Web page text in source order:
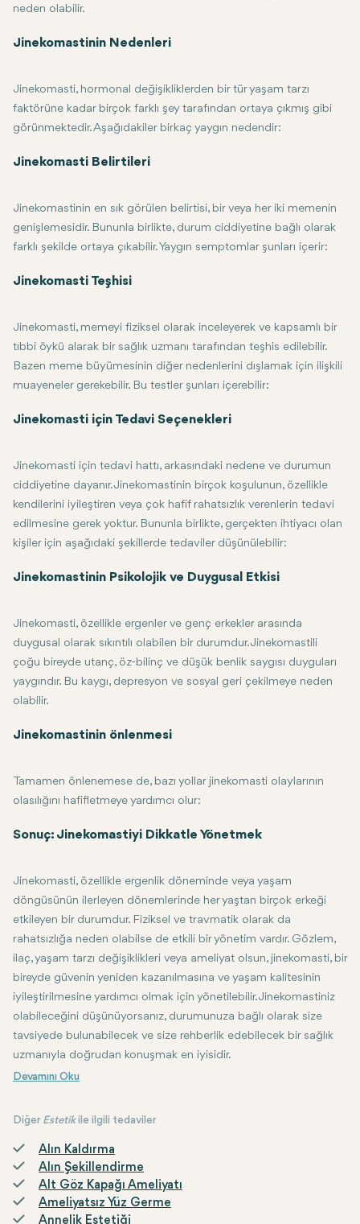
neden olabilir.
Bu, şişmiş, hassas veya kabarık meme uçları ve meme
Jinekomastinin Nedenleri
Jinekomasti, hormonal değişikliklerden bir tür yaşam tarzı
faktörüne kadar birçok farklı şey tarafından ortaya çıkmış gibi
görünmektedir. Aşağıdakiler birkaç yaygın nedendir:
Hormonal Değişiklikler: Jinekomastiye genellikle ergenlik
İlaçlar: Jinekomasti, anabolik steroidler, anti-androjenler,
Sağlık Koşulları: Karaciğer hastalığı, böbrek yetmezliği, obezite,
Yaşam Tarzı Faktörleri: Alkol kötüye kullanımı, uyuşturucu
Genetik: Bazen jinekomasti, özellikle hormonal dengesizlikler
Jinekomasti Belirtileri
Jinekomastinin en sık görülen belirtisi, bir veya her iki memenin
genişlemesidir. Bununla birlikte, durum ciddiyetine bağlı olarak
farklı şekilde ortaya çıkabilir. Yaygın semptomlar şunları içerir:
Genişlemiş meme dokusu: Bu, bir veya her iki memede asimetrik
Hassasiyet veya hassasiyet: Jinekomastili çoğu erkek meme
Kabarık meme uçları: Meme ucunun etrafındaki alan şişmiş
Ağrı: Bazı durumlarda jinekomastili erkekler etkilenen memede
Bu belirtilerden herhangi birini fark ederseniz, altta yatan
Jinekomasti Teşhisi
Jinekomasti, memeyi fiziksel olarak inceleyerek ve kapsamlı bir
tıbbi öykü alarak bir sağlık uzmanı tarafından teşhis edilebilir.
Bazen meme büyümesinin diğer nedenlerini dışlamak için ilişkili
muayeneler gerekebilir. Bu testler şunları içerebilir:
Kan testleri: hormon seviyelerini değerlendirmek ve jinekomastiye
Meme dokusunu değerlendirmek ve genişlemenin doğasını
Biyopsi: Nadiren, kanser şüphesi veya başka bir anormallik
Jinekomasti için Tedavi Seçenekleri
Jinekomasti için tedavi hattı, arkasındaki nedene ve durumun
ciddiyetine dayanır. Jinekomastinin birçok koşulunun, özellikle
kendilerini iyileştiren veya çok hafif rahatsızlık verenlerin tedavi
edilmesine gerek yoktur. Bununla birlikte, gerçekten ihtiyacı olan
kişiler için aşağıdaki şekillerde tedaviler düşünülebilir:
Gözlem: Jinekomasti hafif kabul edilirse ve günlük işleyişe
İlaçlar: Diğer durumlarda, seçici östrojen reseptör modülatörleri
Yaşam Tarzı Değişiklikleri: Kilo verme ve egzersiz, obezite veya
Cerrahi: Jinekomasti kendi kendine veya invazif olmayan yollarla
Liposuction: Genişleme esas olarak aşırı yağdan
Jinekomastinin Psikolojik ve Duygusal Etkisi
Jinekomasti, özellikle ergenler ve genç erkekler arasında
duygusal olarak sıkıntılı olabilen bir durumdur. Jinekomastili
çoğu bireyde utanç, öz-bilinç ve düşük benlik saygısı duyguları
yaygındır. Bu kaygı, depresyon ve sosyal geri çekilmeye neden
olabilir.
Jinekomasti hastalarının bir tür terapi yoluyla veya bir destek
Jinekomastinin önlenmesi
Tamamen önlenemese de, bazı yollar jinekomasti olaylarının
olasılığını hafifletmeye yardımcı olur:
Sağlıklı bir kiloyu koruyun: Aşırı vücut yağı jinekomastiye
Uyuşturucu ve alkolden kaçının: Alkol, esrar ve anabolik
İlaçları izleyin: Jinekomastiye neden olabilecek ilaçlar alıyorsanız,
Sonuç: Jinekomastiyi Dikkatle Yönetmek
Jinekomasti, özellikle ergenlik döneminde veya yaşam
döngüsünün ilerleyen dönemlerinde her yaştan birçok erkeği
etkileyen bir durumdur. Fiziksel ve travmatik olarak da
rahatsızlığa neden olabilse de etkili bir yönetim vardır. Gözlem,
ilaç, yaşam tarzı değişiklikleri veya ameliyat olsun, jinekomasti, bir
bireyde güvenin yeniden kazanılmasına ve yaşam kalitesinin
iyileştirilmesine yardımcı olmak için yönetilebilir. Jinekomastiniz
olabileceğini düşünüyorsanız, durumunuza bağlı olarak size
tavsiyede bulunabilecek ve size rehberlik edebilecek bir sağlık
uzmanıyla doğrudan konuşmak en iyisidir.
Diğer Estetikile ilgili tedaviler
Alın Kaldırma
Alın Şekillendirme
Alt Göz Kapağı Ameliyatı
Ameliyatsız Yüz Germe
Annelik Estetiği